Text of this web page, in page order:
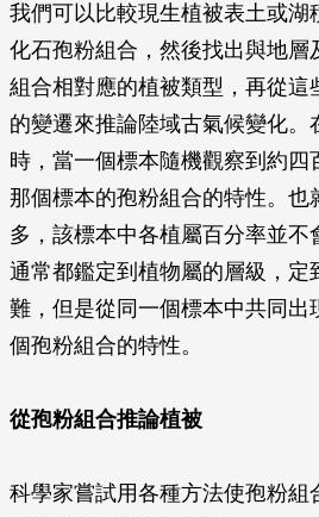
我們可以比較現生植被表土或湖
化石孢粉組合，然後找出與地層
組合相對應的植被類型，再從這
的變遷來推論陸域古氣候變化。
時，當一個標本隨機觀察到約四
那個標本的孢粉組合的特性。也
多，該標本中各植屬百分率並不
通常都鑑定到植物屬的層級，定
難，但是從同一個標本中共同出
個孢粉組合的特性。
從孢粉組合推論植被
科學家嘗試用各種方法使孢粉組